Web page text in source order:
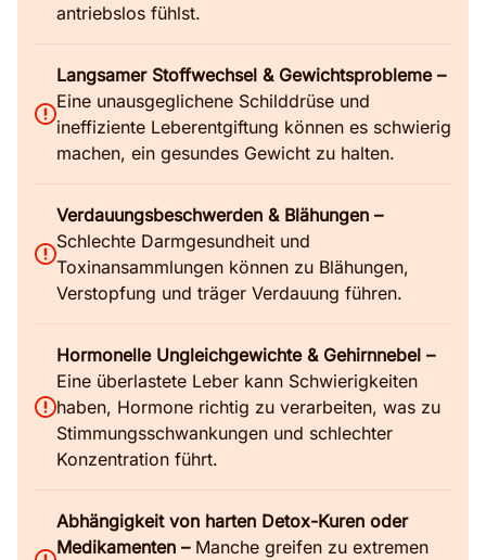
antriebslos fühlst.
Langsamer Stoffwechsel & Gewichtsprobleme –
Eine unausgeglichene Schilddrüse und
ineffiziente Leberentgiftung können es schwierig
machen, ein gesundes Gewicht zu halten.
Verdauungsbeschwerden & Blähungen –
Schlechte Darmgesundheit und
Toxinansammlungen können zu Blähungen,
Verstopfung und träger Verdauung führen.
Hormonelle Ungleichgewichte & Gehirnnebel –
Eine überlastete Leber kann Schwierigkeiten
haben, Hormone richtig zu verarbeiten, was zu
Stimmungsschwankungen und schlechter
Konzentration führt.
Abhängigkeit von harten Detox-Kuren oder
Medikamenten –Manche greifen zu extremen